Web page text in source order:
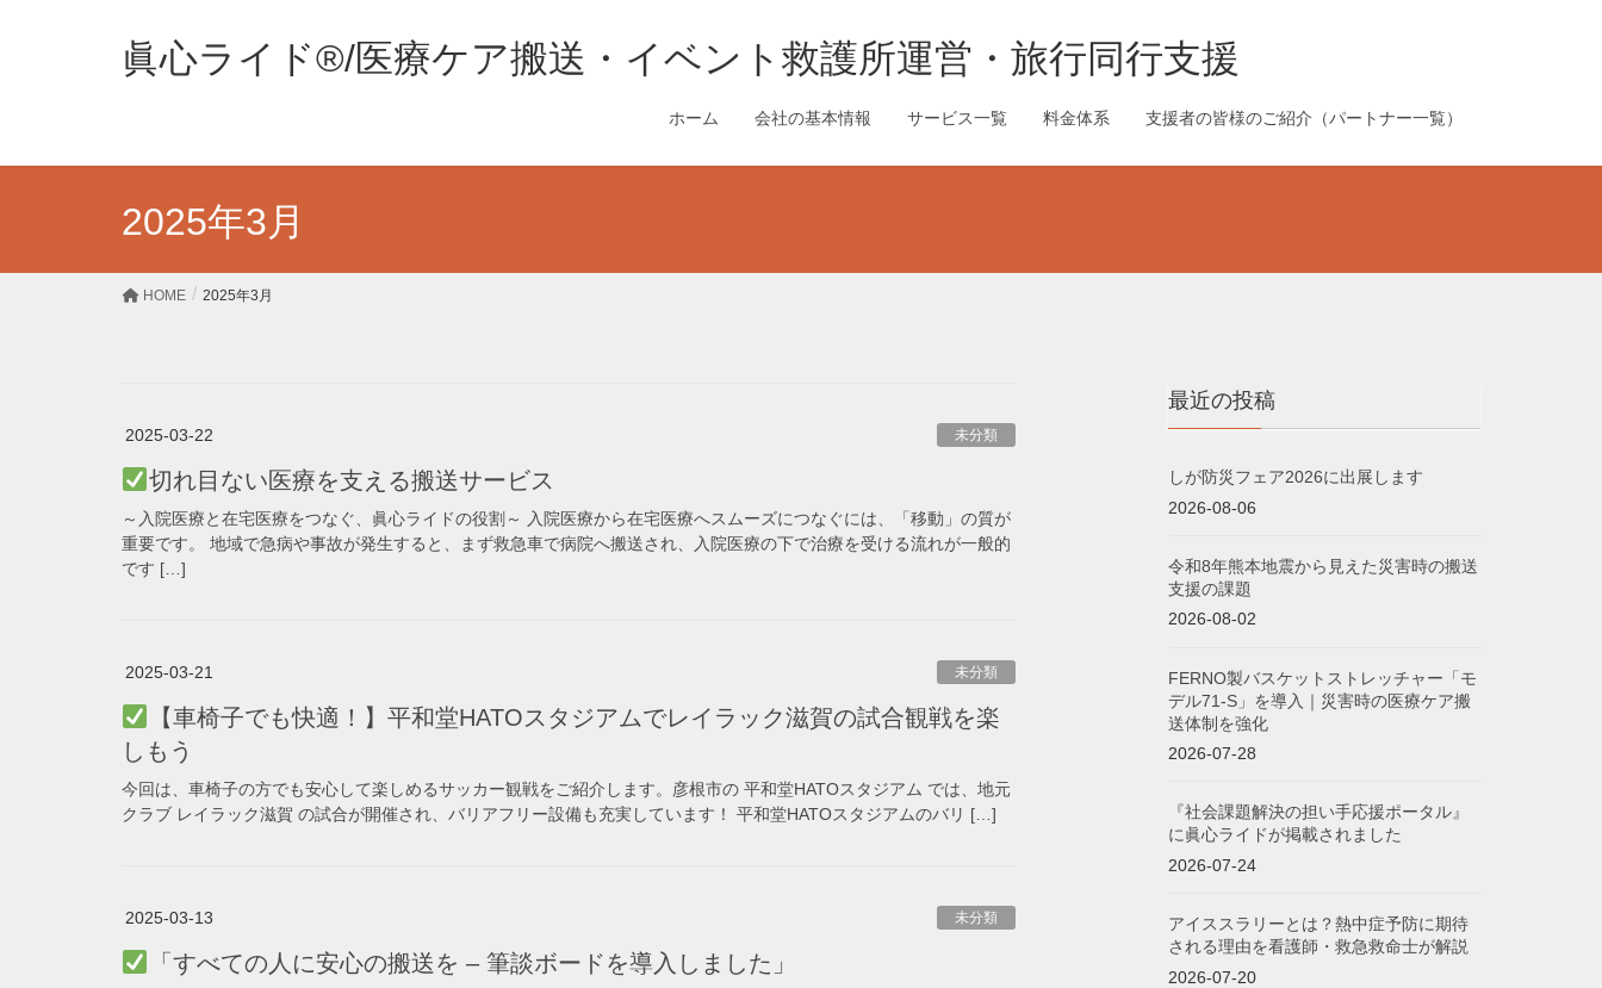
眞心ライド®/医療ケア搬送・イベント救護所運営・旅行同行支援
ホーム 会社の基本情報 サービス一覧 料金体系 支援者の皆様のご紹介（パートナー一覧）
2025年3月
HOME 2025年3月
2025-03-22 未分類
切れ目ない医療を支える搬送サービス
～入院医療と在宅医療をつなぐ、眞心ライドの役割～ 入院医療から在宅医療へスムーズにつなぐには、「移動」の質が
重要です。 地域で急病や事故が発生すると、まず救急車で病院へ搬送され、入院医療の下で治療を受ける流れが一般的
です […]
2025-03-21 未分類
【車椅子でも快適！】平和堂HATOスタジアムでレイラック滋賀の試合観戦を楽
しもう
今回は、車椅子の方でも安心して楽しめるサッカー観戦をご紹介します。彦根市の 平和堂HATOスタジアム では、地元
クラブ レイラック滋賀 の試合が開催され、バリアフリー設備も充実しています！ 平和堂HATOスタジアムのバリ […]
2025-03-13 未分類
「すべての人に安心の搬送を – 筆談ボードを導入しました」
最近の投稿
しが防災フェア2026に出展します
2026-08-06
令和8年熊本地震から見えた災害時の搬送
支援の課題
2026-08-02
FERNO製バスケットストレッチャー「モ
デル71-S」を導入｜災害時の医療ケア搬
送体制を強化
2026-07-28
『社会課題解決の担い手応援ポータル』
に眞心ライドが掲載されました
2026-07-24
アイススラリーとは？熱中症予防に期待
される理由を看護師・救急救命士が解説
2026-07-20